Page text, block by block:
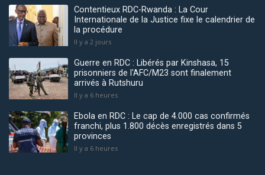
Contentieux RDC-Rwanda : La Cour
Internationale de la Justice fixe le calendrier de
la procédure
Il y a 2 jours
Guerre en RDC : Libérés par Kinshasa, 15
prisonniers de l'AFC/M23 sont finalement
arrivés à Rutshuru
Il y a 6 heures
Ebola en RDC : Le cap de 4.000 cas confirmés
franchi, plus 1.800 décès enregistrés dans 5
provinces
Il y a 6 heures